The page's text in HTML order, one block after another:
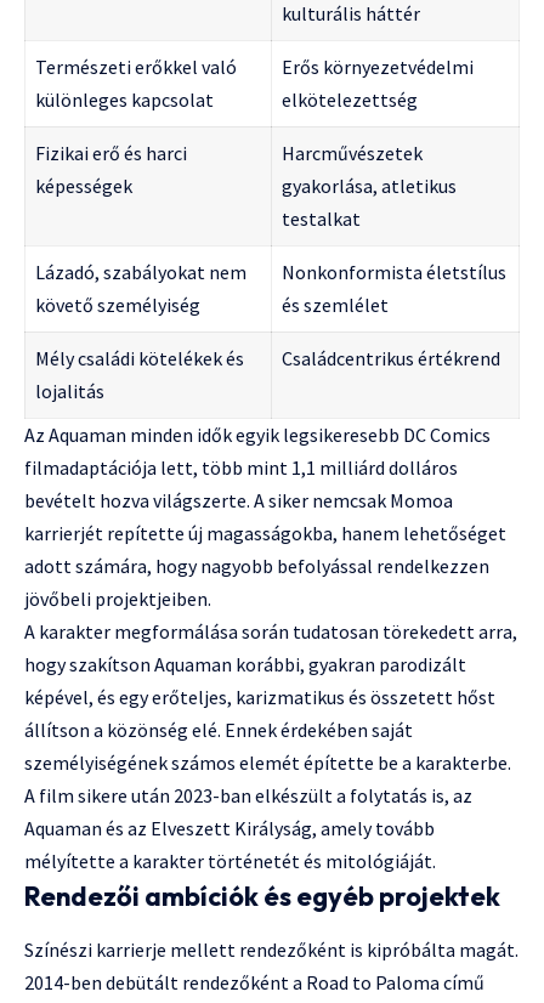
kulturális háttér
Természeti erőkkel való
különleges kapcsolat
Erős környezetvédelmi
elkötelezettség
Fizikai erő és harci
képességek
Harcművészetek
gyakorlása, atletikus
testalkat
Lázadó, szabályokat nem
követő személyiség
Nonkonformista életstílus
és szemlélet
Mély családi kötelékek és
lojalitás
Családcentrikus értékrend
Az Aquaman minden idők egyik legsikeresebb DC Comics
filmadaptációja lett, több mint 1,1 milliárd dolláros
bevételt hozva világszerte. A siker nemcsak Momoa
karrierjét repítette új magasságokba, hanem lehetőséget
adott számára, hogy nagyobb befolyással rendelkezzen
jövőbeli projektjeiben.
A karakter megformálása során tudatosan törekedett arra,
hogy szakítson Aquaman korábbi, gyakran parodizált
képével, és egy erőteljes, karizmatikus és összetett hőst
állítson a közönség elé. Ennek érdekében saját
személyiségének számos elemét építette be a karakterbe.
A film sikere után 2023-ban elkészült a folytatás is, az
Aquaman és az Elveszett Királyság, amely tovább
mélyítette a karakter történetét és mitológiáját.
Rendezői ambíciók és egyéb projektek
Színészi karrierje mellett rendezőként is kipróbálta magát.
2014-ben debütált rendezőként a Road to Paloma című